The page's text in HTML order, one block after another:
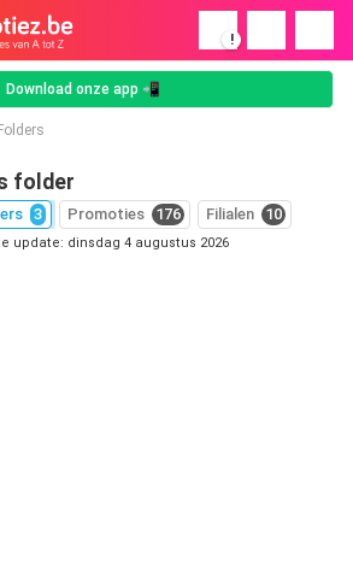
!
Download onze app 📲
folder
3 Promoties 176 Filialen 10
update: dinsdag 4 augustus 2026